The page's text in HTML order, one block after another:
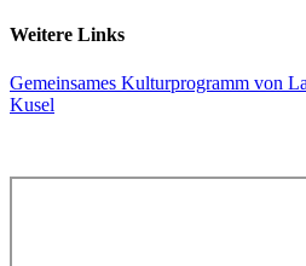
Weitere Links
Gemeinsames Kulturprogramm von
Kusel